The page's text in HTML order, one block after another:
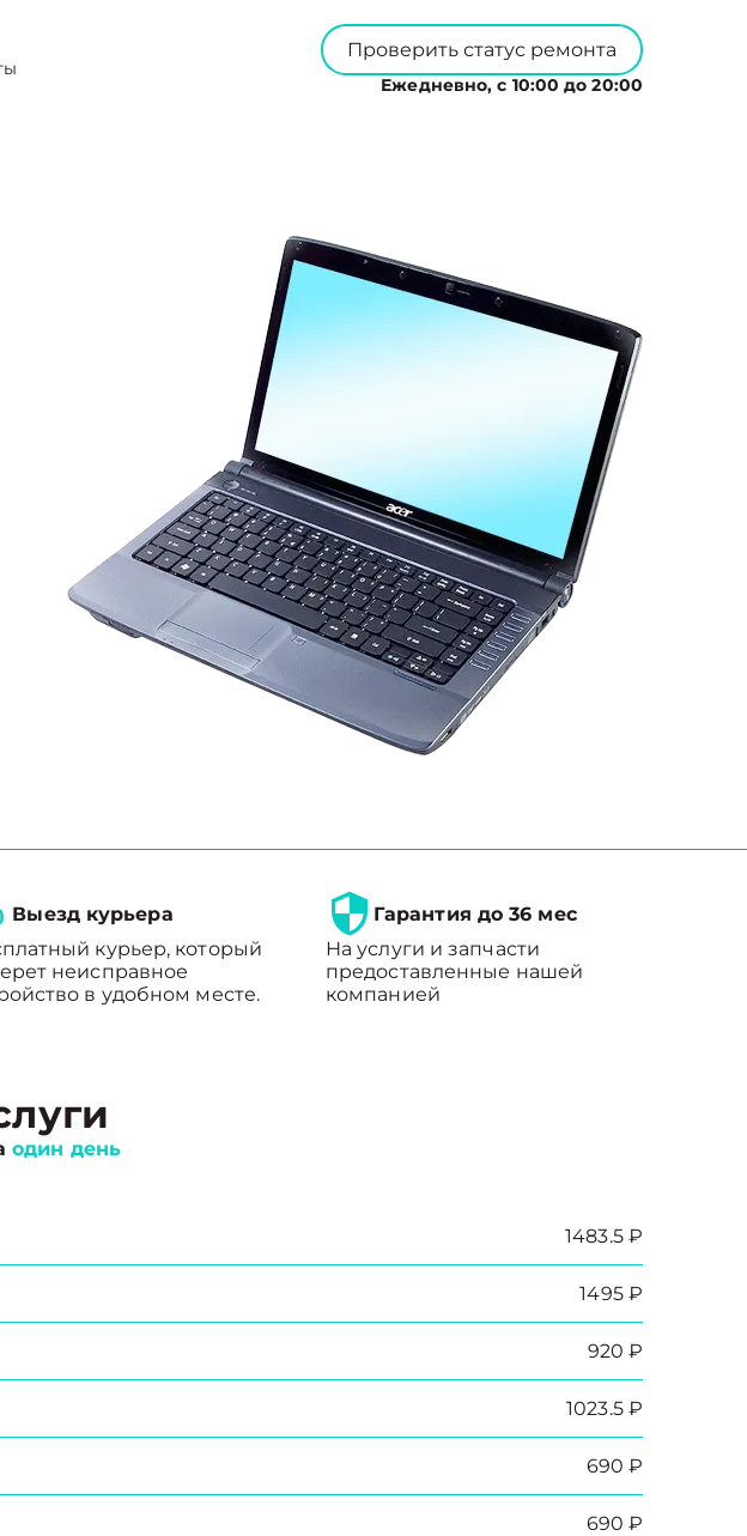
Проверить статус ремонта
Ежедневно, с 10:00 до 20:00
Выезд курьера
курьер, который
неисправное
в удобном месте.
Гарантия до 36 мес
На услуги и запчасти
предоставленные нашей
компанией
один день
1483.5 ₽
1495 ₽
920 ₽
1023.5 ₽
690 ₽
690 ₽